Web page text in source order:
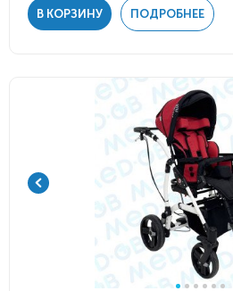
В КОРЗИНУ ПОДРОБНЕЕ